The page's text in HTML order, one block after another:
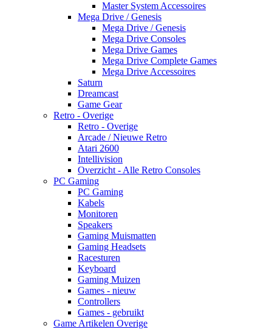
Master System Accessoires
Mega Drive / Genesis
Mega Drive / Genesis
Mega Drive Consoles
Mega Drive Games
Mega Drive Complete Games
Mega Drive Accessoires
Saturn
Dreamcast
Game Gear
Retro - Overige
Retro - Overige
Arcade / Nieuwe Retro
Atari 2600
Intellivision
Overzicht - Alle Retro Consoles
PC Gaming
PC Gaming
Kabels
Monitoren
Speakers
Gaming Muismatten
Gaming Headsets
Racesturen
Keyboard
Gaming Muizen
Games - nieuw
Controllers
Games - gebruikt
Game Artikelen Overige